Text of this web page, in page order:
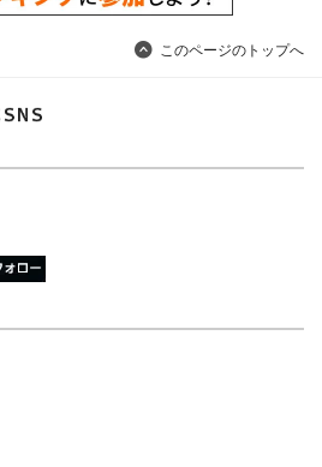
このページのトップへ